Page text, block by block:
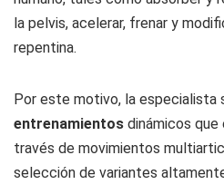
la pelvis, acelerar, frenar y
repentina.
Por este motivo, la especialista
entrenamientos dinámicos
través de movimientos
selección de variantes